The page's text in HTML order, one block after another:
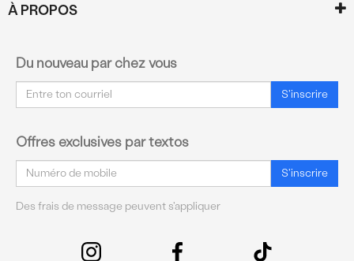
À PROPOS
Du nouveau par chez vous
Courriel S'inscrire
Offres exclusives par textos
Courriel S'inscrire
Des frais de message peuvent s'appliquer